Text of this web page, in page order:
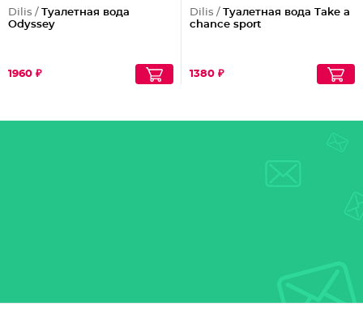
Dilis / Туалетная вода
Odyssey
1960 ₽
Dilis / Туалетная вода Take a
chance sport
1380 ₽